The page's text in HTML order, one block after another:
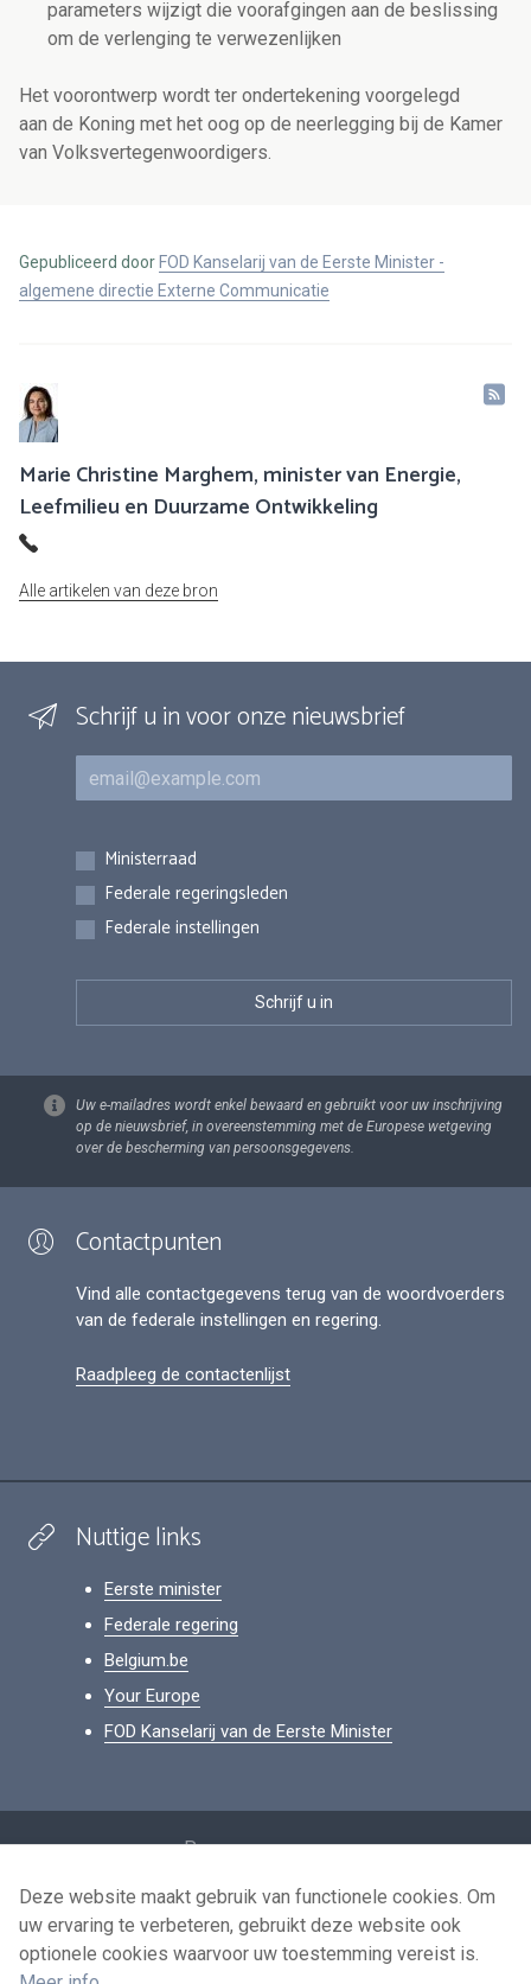
parameters wijzigt die voorafgingen aan de beslissing
om de verlenging te verwezenlijken
Het voorontwerp wordt ter ondertekening voorgelegd
aan de Koning met het oog op de neerlegging bij de Kamer
van Volksvertegenwoordigers.
Gepubliceerd door FOD Kanselarij van de Eerste Minister -
algemene directie Externe Communicatie
Marie Christine Marghem, minister van Energie,
Leefmilieu en Duurzame Ontwikkeling
Alle artikelen van deze bron
Schrijf u in voor onze nieuwsbrief
E-mail
Inschrijvingen
Ministerraad
Federale regeringsleden
Federale instellingen
Uw e-mailadres wordt enkel bewaard en gebruikt voor uw inschrijving
op de nieuwsbrief, in overeenstemming met de Europese wetgeving
over de bescherming van persoonsgegevens.
Contactpunten
Vind alle contactgegevens terug van de woordvoerders
van de federale instellingen en regering.
Raadpleeg de contactenlijst
Nuttige links
Eerste minister
Federale regering
Belgium.be
Your Europe
FOD Kanselarij van de Eerste Minister
Persoonsgegevens
Voorwaarden voor het hergebruik
Contacteer ons
Deze website maakt gebruik van functionele cookies. Om
uw ervaring te verbeteren, gebruikt deze website ook
optionele cookies waarvoor uw toestemming vereist is.